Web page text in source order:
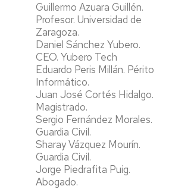
Guillermo Azuara Guillén.
Profesor. Universidad de
Zaragoza.
Daniel Sánchez Yubero.
CEO. Yubero Tech
Eduardo Peris Millán. Périto
Informático.
Juan José Cortés Hidalgo.
Magistrado.
Sergio Fernández Morales.
Guardia Civil.
Sharay Vázquez Mourín.
Guardia Civil.
Jorge Piedrafita Puig.
Abogado.